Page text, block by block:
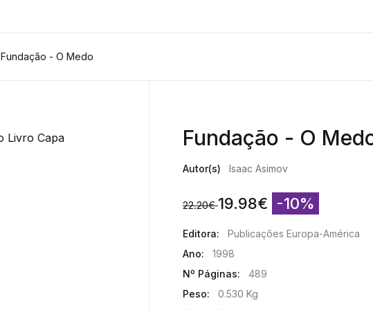
Fundação - O Medo
Fundação - O
Autor(s) Isaac Asimov
22.20€ 19.98€ -10%
Editora:
Publicações Europa-América
Ano:
1998
Nº Páginas:
489
Peso:
0.530 Kg